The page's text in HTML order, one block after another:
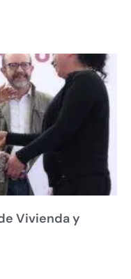
Vivienda y